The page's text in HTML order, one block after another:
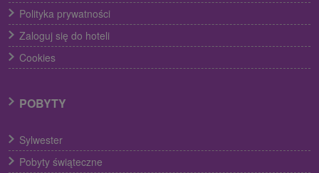
Polityka prywatności
Zaloguj się do hoteli
Cookies
POBYTY
Sylwester
Pobyty świąteczne